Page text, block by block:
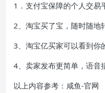
1．支付宝保障的个人交易
2、淘宝买了宝，随时随地
3、淘宝亿买家可以看到你
4、卖家发布更简单，语音
以上内容参考：咸鱼-官网